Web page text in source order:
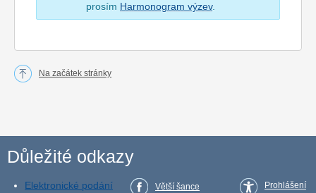
prosím Harmonogram výzev.
Na začátek stránky
Důležité odkazy
Elektronické podání
Větší šance
Prohlášení